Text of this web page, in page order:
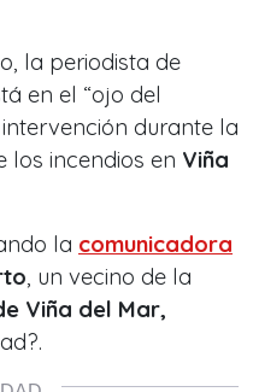
la periodista de
en el “ojo del
durante la
los incendios en Viña
la comunicadora
, un vecino de la
Viña del Mar,